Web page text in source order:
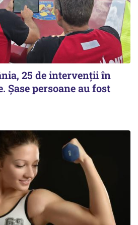
25 de intervenții în
Șase persoane au fost